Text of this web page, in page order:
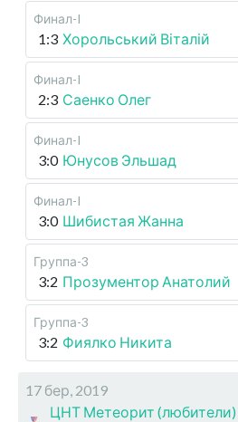
Финал-I
1:3 Хорольський Віталій
Финал-I
2:3 Саенко Олег
Финал-I
3:0 Юнусов Эльшад
Финал-I
3:0 Шибистая Жанна
Группа-3
3:2 Прозументор Анатолий
Группа-3
3:2 Фиялко Никита
17 бер, 2019
ЦНТ Метеорит (любители)